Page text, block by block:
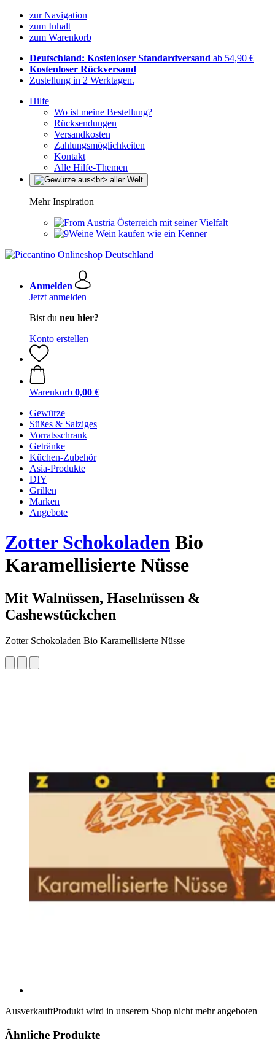
zur Navigation
zum Inhalt
zum Warenkorb
Deutschland: Kostenloser Standardversand ab 54,90 €
Kostenloser Rückversand
Zustellung in 2 Werktagen.
Hilfe
Wo ist meine Bestellung?
Rücksendungen
Versandkosten
Zahlungsmöglichkeiten
Kontakt
Alle Hilfe-Themen
Mehr Inspiration
Österreich mit seiner Vielfalt
Wein kaufen wie ein Kenner
Anmelden
Jetzt anmelden
Bist du neu hier?
Konto erstellen
Warenkorb 0,00 €
Gewürze
Süßes & Salziges
Vorratsschrank
Getränke
Küchen-Zubehör
Asia-Produkte
DIY
Grillen
Marken
Angebote
Zotter Schokoladen Bio
Karamellisierte Nüsse
Mit Walnüssen, Haselnüssen &
Cashewstückchen
Zotter Schokoladen Bio Karamellisierte Nüsse
AusverkauftProdukt wird in unserem Shop nicht mehr angeboten
Ähnliche Produkte